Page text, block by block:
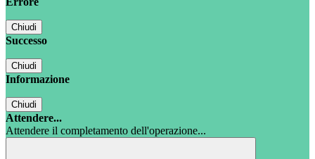
Chiudi
Successo
Chiudi
Informazione
Chiudi
Attendere...
Attendere il completamento dell'operazione...